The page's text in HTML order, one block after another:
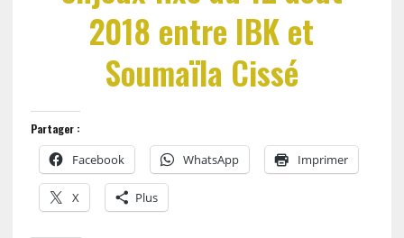
2018 entre IBK et
Soumaïla Cissé
Partager :
Facebook WhatsApp Imprimer
X Plus